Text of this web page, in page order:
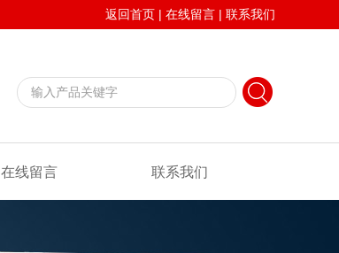
返回首页 | 在线留言 | 联系我们
在线留言 联系我们